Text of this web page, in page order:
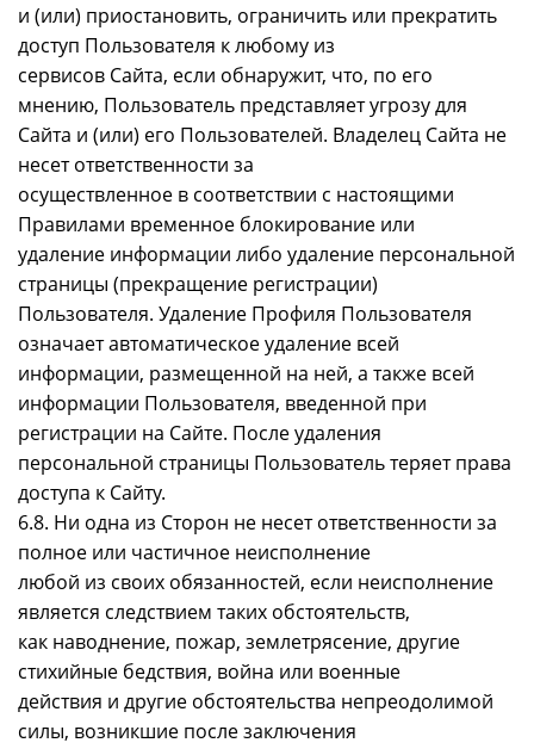
и (или) приостановить, ограничить или прекратить
доступ Пользователя к любому из
сервисов Сайта, если обнаружит, что, по его
мнению, Пользователь представляет угрозу для
Сайта и (или) его Пользователей. Владелец Сайта не
несет ответственности за
осуществленное в соответствии с настоящими
Правилами временное блокирование или
удаление информации либо удаление персональной
страницы (прекращение регистрации)
Пользователя. Удаление Профиля Пользователя
означает автоматическое удаление всей
информации, размещенной на ней, а также всей
информации Пользователя, введенной при
регистрации на Сайте. После удаления
персональной страницы Пользователь теряет права
доступа к Сайту.
6.8. Ни одна из Сторон не несет ответственности за
полное или частичное неисполнение
любой из своих обязанностей, если неисполнение
является следствием таких обстоятельств,
как наводнение, пожар, землетрясение, другие
стихийные бедствия, война или военные
действия и другие обстоятельства непреодолимой
силы, возникшие после заключения